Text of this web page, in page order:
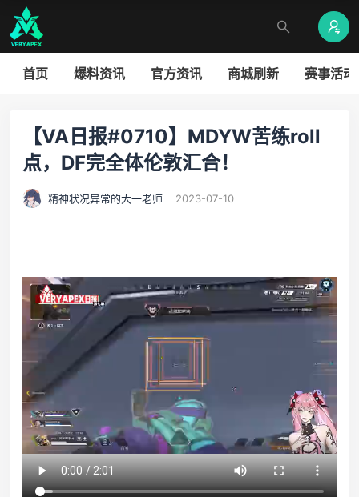
首页 爆料资讯 官方资讯 商城刷新 赛事活动
【VA日报#0710】MDYW苦练roll
点，DF完全体伦敦汇合！
精神状况异常的大一老师 2023-07-10